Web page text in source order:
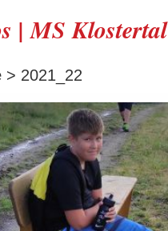
| MS Klostertal
> 2021_22